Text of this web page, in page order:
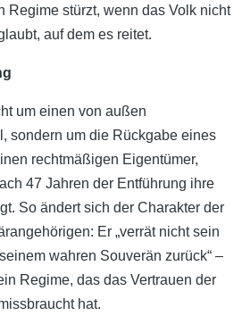
Regime stürzt, wenn das Volk nicht
auf dem es reitet.
um einen von außen
sondern um die Rückgabe eines
rechtmäßigen Eigentümer,
47 Jahren der Entführung ihre
So ändert sich der Charakter der
Er „verrät nicht sein
wahren Souverän zurück“ –
Regime, das das Vertrauen der
hat.